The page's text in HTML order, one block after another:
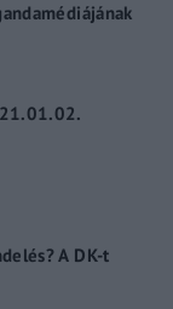
A DK-t